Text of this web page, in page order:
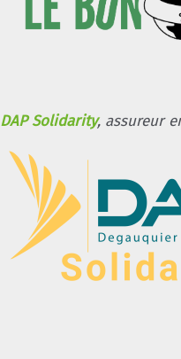
DAP Solidarity, assureur